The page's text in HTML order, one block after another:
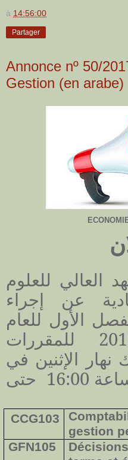
à 14:56:00
Partager
Annonce nº 50/
Gestion (en arabe)
العالي للعلوم
عن إجراء
الأول للعام
الجامعي 2017-2018 للمقررات
نهار الإثنين في
18/12/2017 من الساعة 16:00 حتى
gestion
CCG103
GFN105